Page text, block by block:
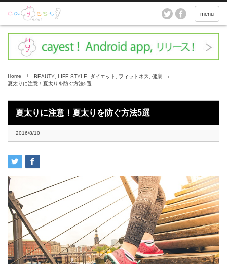
menu
Home BEAUTY LIFE-STYLE ダイエット フィットネス
健康
夏太りに注意！夏太りを防ぐ方法5選
夏太りに注意！夏太りを防ぐ方法5選
2016/8/10